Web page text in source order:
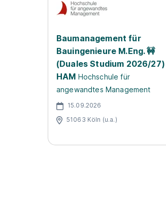
Baumanagement für
Bauingenieure M.Eng. 🚧
(Duales Studium 2026/27) |
HAM Hochschule für
angewandtes Management
15.09.2026
51063 Köln (u.a.)